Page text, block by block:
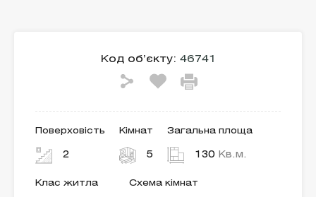
Код об’єкту: 46741
Поверховість
2
Кімнат
5
Загальна площа
130 Кв.м.
Клас житла Схема кімнат